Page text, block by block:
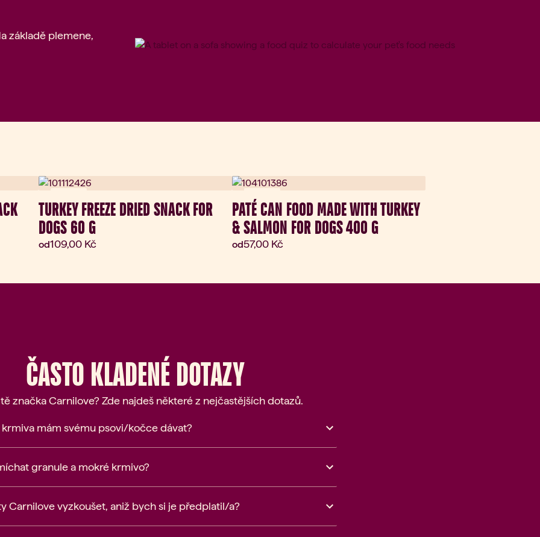
základě plemene,
TURKEY FREEZE DRIED SNACK FOR
DOGS 60 G
odAktuální cena:
109,00 Kč
PATÉ CAN FOOD MADE WITH TURKEY
& SALMON FOR DOGS 400 G
odAktuální cena:
57,00 Kč
ČASTO KLADENÉ DOTAZY
značka Carnilove? Zde najdeš některé z nejčastějších dotazů.
krmiva mám svému psovi/kočce dávat?
granule a mokré krmivo?
Carnilove vyzkoušet, aniž bych si je předplatil/a?